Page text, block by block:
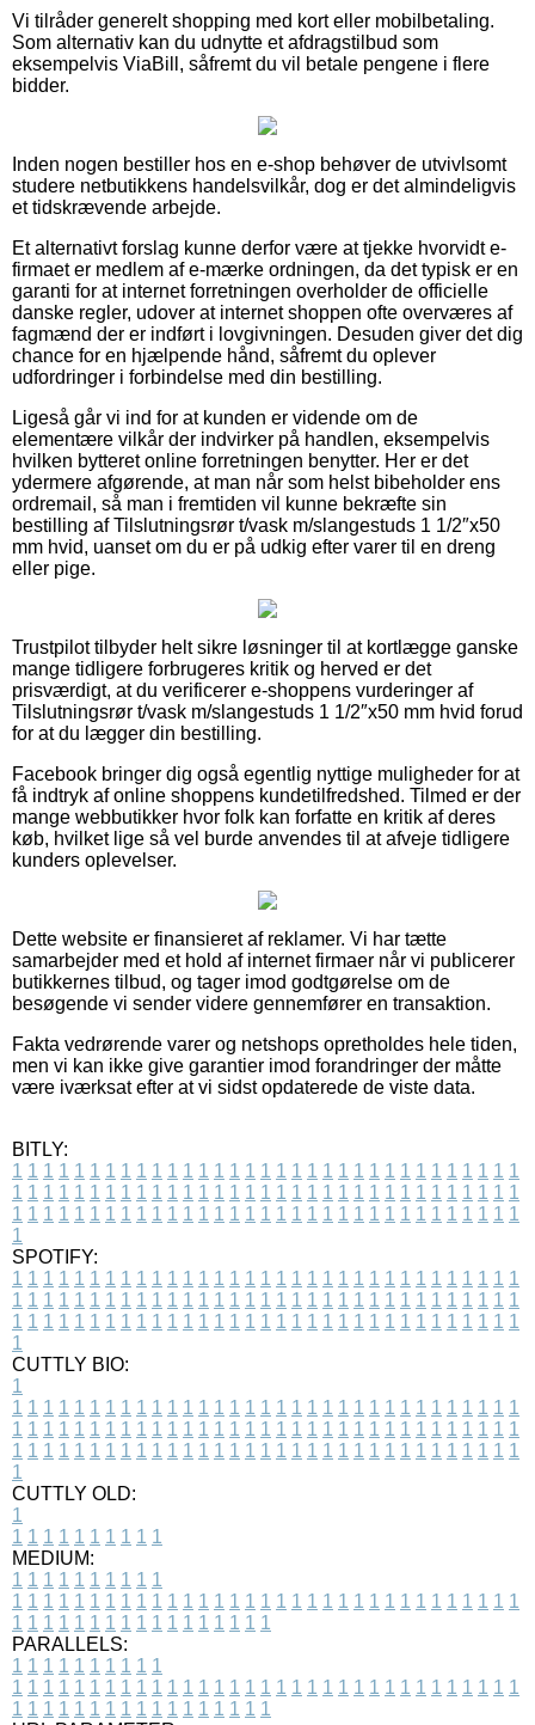
Vi tilråder generelt shopping med kort eller mobilbetaling.
Som alternativ kan du udnytte et afdragstilbud som
eksempelvis ViaBill, såfremt du vil betale pengene i flere
bidder.
Inden nogen bestiller hos en e-shop behøver de utvivlsomt
studere netbutikkens handelsvilkår, dog er det almindeligvis
et tidskrævende arbejde.
Et alternativt forslag kunne derfor være at tjekke hvorvidt e-
firmaet er medlem af e-mærke ordningen, da det typisk er en
garanti for at internet forretningen overholder de officielle
danske regler, udover at internet shoppen ofte overværes af
fagmænd der er indført i lovgivningen. Desuden giver det dig
chance for en hjælpende hånd, såfremt du oplever
udfordringer i forbindelse med din bestilling.
Ligeså går vi ind for at kunden er vidende om de
elementære vilkår der indvirker på handlen, eksempelvis
hvilken bytteret online forretningen benytter. Her er det
ydermere afgørende, at man når som helst bibeholder ens
ordremail, så man i fremtiden vil kunne bekræfte sin
bestilling af Tilslutningsrør t/vask m/slangestuds 1 1/2″x50
mm hvid, uanset om du er på udkig efter varer til en dreng
eller pige.
Trustpilot tilbyder helt sikre løsninger til at kortlægge ganske
mange tidligere forbrugeres kritik og herved er det
prisværdigt, at du verificerer e-shoppens vurderinger af
Tilslutningsrør t/vask m/slangestuds 1 1/2″x50 mm hvid forud
for at du lægger din bestilling.
Facebook bringer dig også egentlig nyttige muligheder for at
få indtryk af online shoppens kundetilfredshed. Tilmed er der
mange webbutikker hvor folk kan forfatte en kritik af deres
køb, hvilket lige så vel burde anvendes til at afveje tidligere
kunders oplevelser.
Dette website er finansieret af reklamer. Vi har tætte
samarbejder med et hold af internet firmaer når vi publicerer
butikkernes tilbud, og tager imod godtgørelse om de
besøgende vi sender videre gennemfører en transaktion.
Fakta vedrørende varer og netshops opretholdes hele tiden,
men vi kan ikke give garantier imod forandringer der måtte
være iværksat efter at vi sidst opdaterede de viste data.
BITLY:
1 1 1 1 1 1 1 1 1 1 1 1 1 1 1 1 1 1 1 1 1 1 1 1 1 1 1 1 1 1 1 1 1
1 1 1 1 1 1 1 1 1 1 1 1 1 1 1 1 1 1 1 1 1 1 1 1 1 1 1 1 1 1 1 1 1
1 1 1 1 1 1 1 1 1 1 1 1 1 1 1 1 1 1 1 1 1 1 1 1 1 1 1 1 1 1 1 1 1
1
SPOTIFY:
1 1 1 1 1 1 1 1 1 1 1 1 1 1 1 1 1 1 1 1 1 1 1 1 1 1 1 1 1 1 1 1 1
1 1 1 1 1 1 1 1 1 1 1 1 1 1 1 1 1 1 1 1 1 1 1 1 1 1 1 1 1 1 1 1 1
1 1 1 1 1 1 1 1 1 1 1 1 1 1 1 1 1 1 1 1 1 1 1 1 1 1 1 1 1 1 1 1 1
1
CUTTLY BIO:
1
1 1 1 1 1 1 1 1 1 1 1 1 1 1 1 1 1 1 1 1 1 1 1 1 1 1 1 1 1 1 1 1 1
1 1 1 1 1 1 1 1 1 1 1 1 1 1 1 1 1 1 1 1 1 1 1 1 1 1 1 1 1 1 1 1 1
1 1 1 1 1 1 1 1 1 1 1 1 1 1 1 1 1 1 1 1 1 1 1 1 1 1 1 1 1 1 1 1 1
1
CUTTLY OLD:
1
1 1 1 1 1 1 1 1 1 1
MEDIUM:
1 1 1 1 1 1 1 1 1 1
1 1 1 1 1 1 1 1 1 1 1 1 1 1 1 1 1 1 1 1 1 1 1 1 1 1 1 1 1 1 1 1 1
1 1 1 1 1 1 1 1 1 1 1 1 1 1 1 1 1
PARALLELS:
1 1 1 1 1 1 1 1 1 1
1 1 1 1 1 1 1 1 1 1 1 1 1 1 1 1 1 1 1 1 1 1 1 1 1 1 1 1 1 1 1 1 1
1 1 1 1 1 1 1 1 1 1 1 1 1 1 1 1 1